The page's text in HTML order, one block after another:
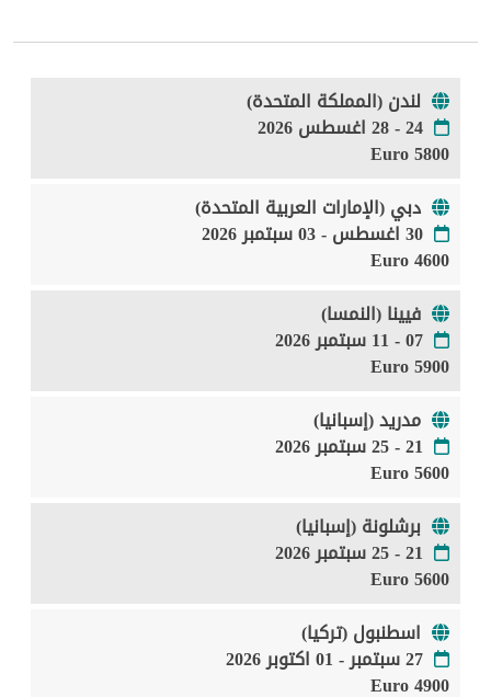
لندن (المملكة المتحدة)
24 - 28 اغسطس 2026
5800 Euro
دبي (الإمارات العربية المتحدة)
30 اغسطس - 03 سبتمبر 2026
4600 Euro
فيينا (النمسا)
07 - 11 سبتمبر 2026
5900 Euro
مدريد (إسبانيا)
21 - 25 سبتمبر 2026
5600 Euro
برشلونة (إسبانيا)
21 - 25 سبتمبر 2026
5600 Euro
اسطنبول (تركيا)
27 سبتمبر - 01 اكتوبر 2026
4900 Euro